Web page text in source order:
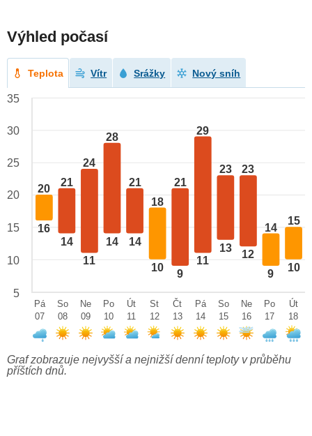
Výhled počasí
Teplota Vítr Srážky Nový sníh
20
16
21
14
24
11
28
14
21
14
18
10
21
9
29
11
23
13
23
12
14
9
15
10
35
30
25
20
15
10
5
Pá
07
So
08
Ne
09
Po
10
Út
11
St
12
Čt
13
Pá
14
So
15
Ne
16
Po
17
Út
18
Graf zobrazuje nejvyšší a nejnižší denní teploty v průběhu
příštích dnů.